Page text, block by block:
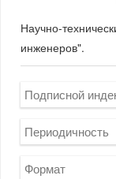
Научно-
инженеров".
Подписной
Периодичность
Формат